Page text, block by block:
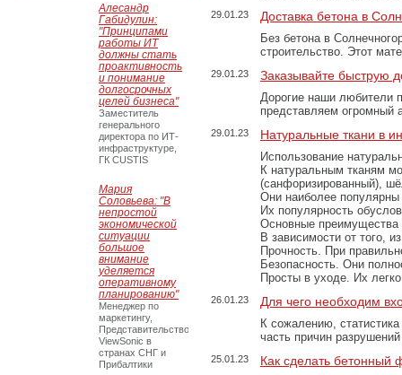
29.01.23 Доставка бетона в
Без бетона в
строительство. Этот
29.01.23 Заказывайте быструю
Дорогие наши любители
представляем огромный
29.01.23 Натуральные ткани в
Использование
К натуральным тканям
(санфоризированный),
Они наиболее популярны
Их популярность
Основные преимущества
В зависимости от того,
Прочность. При
Безопасность. Они
Просты в уходе. Их
26.01.23 Для чего необходим
К сожалению,
часть причин
25.01.23 Как сделать бетонный
Алесандр
Габидулин:
"Принципами
работы ИТ
должны стать
проактивность
и понимание
долгосрочных
целей бизнеса"
Заместитель
генерального
директора по ИТ-
инфраструктуре,
ГК CUSTIS
Мария
Соловьева: "В
непростой
экономической
ситуации
большое
внимание
уделяется
оперативному
планированию"
Менеджер по
маркетингу,
Представительство
ViewSonic в
странах СНГ и
Прибалтики